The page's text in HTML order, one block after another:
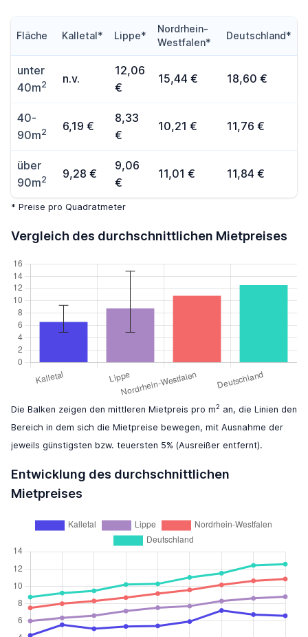
Fläche Kalletal* Lippe*
Nordrhein-
Westfalen*
Deutschland*
unter
40m2 n.v.
12,06
€
15,44 € 18,60 €
40-
90m2 6,19 €
8,33
€
10,21 € 11,76 €
über
90m2 9,28 €
9,06
€
11,01 € 11,84 €
* Preise pro Quadratmeter
Vergleich des durchschnittlichen Mietpreises
Die Balken zeigen den mittleren Mietpreis pro m2 an, die Linien den
Bereich in dem sich die Mietpreise bewegen, mit Ausnahme der
jeweils günstigsten bzw. teuersten 5% (Ausreißer entfernt).
Entwicklung des durchschnittlichen
Mietpreises